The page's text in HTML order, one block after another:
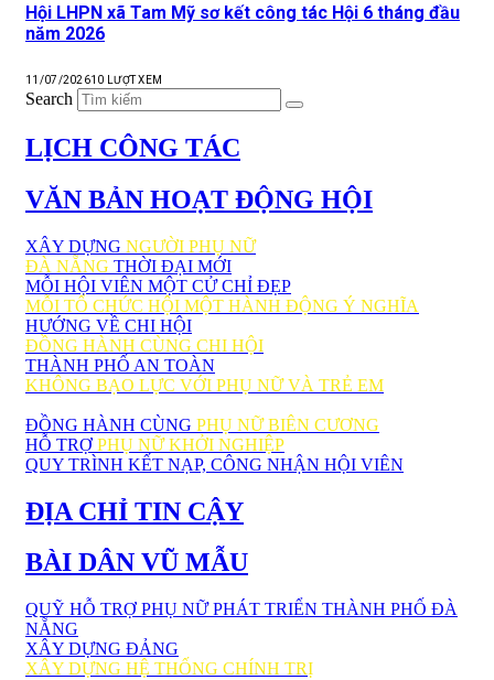
Hội LHPN xã Tam Mỹ sơ kết công tác Hội 6 tháng đầu
năm 2026
11/07/202610 LƯỢT XEM
Search
LỊCH CÔNG TÁC
VĂN BẢN HOẠT ĐỘNG HỘI
XÂY DỰNG NGƯỜI PHỤ NỮ
ĐÀ NẴNG THỜI ĐẠI MỚI
MỖI HỘI VIÊN MỘT CỬ CHỈ ĐẸP
MỖI TỔ CHỨC HỘI MỘT HÀNH ĐỘNG Ý NGHĨA
HƯỚNG VỀ CHI HỘI
ĐỒNG HÀNH CÙNG CHI HỘI
THÀNH PHỐ AN TOÀN
KHÔNG BẠO LỰC VỚI PHỤ NỮ VÀ TRẺ EM
ĐỒNG HÀNH CÙNG PHỤ NỮ BIÊN CƯƠNG
HỖ TRỢ PHỤ NỮ KHỞI NGHIỆP
QUY TRÌNH KẾT NẠP, CÔNG NHẬN HỘI VIÊN
ĐỊA CHỈ TIN CẬY
BÀI DÂN VŨ MẪU
QUỸ HỖ TRỢ PHỤ NỮ PHÁT TRIỂN THÀNH PHỐ ĐÀ
NẴNG
XÂY DỰNG ĐẢNG
XÂY DỰNG HỆ THỐNG CHÍNH TRỊ